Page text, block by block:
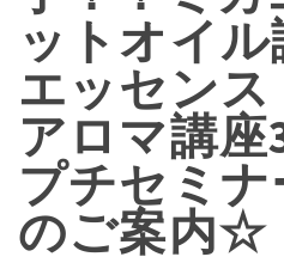
ットオイ
エッセン
アロマ講座
プチセミ
のご案内